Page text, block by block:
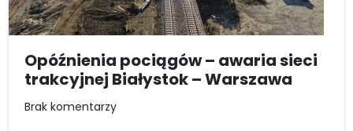
Opóźnienia pociągów – awaria sieci
trakcyjnej Białystok – Warszawa
Brak komentarzy